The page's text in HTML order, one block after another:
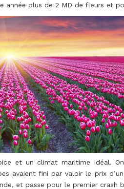
année plus de 2 MD de fleurs et
et un climat maritime idéal.
avaient fini par valoir le prix
et passe pour le premier crash